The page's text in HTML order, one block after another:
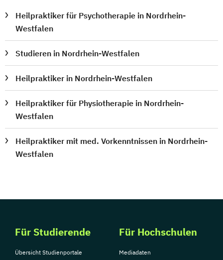
Heilpraktiker für Psychotherapie in Nordrhein-
Westfalen
Studieren in Nordrhein-Westfalen
Heilpraktiker in Nordrhein-Westfalen
Heilpraktiker für Physiotherapie in Nordrhein-
Westfalen
Heilpraktiker mit med. Vorkenntnissen in Nordrhein-
Westfalen
Für Studierende
Übersicht Studienportale
Für Hochschulen
Mediadaten